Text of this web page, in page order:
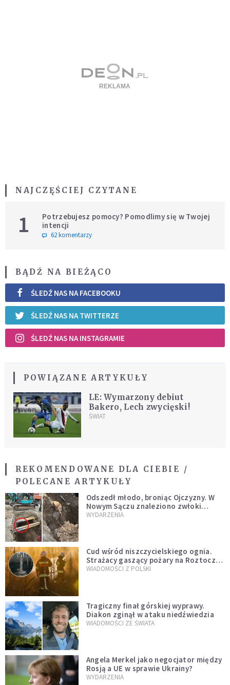
NAJCZĘŚCIEJ CZYTANE
1
Potrzebujesz pomocy? Pomodlimy się w Twojej
intencji
62 komentarzy
BĄDŹ NA BIEŻĄCO
ŚLEDŹ NAS NA FACEBOOKU
ŚLEDŹ NAS NA TWITTERZE
ŚLEDŹ NAS NA INSTAGRAMIE
POWIĄZANE ARTYKUŁY
LE: Wymarzony debiut
Bakero, Lech zwycięski!
ŚWIAT
REKOMENDOWANE DLA CIEBIE /
POLECANE ARTYKUŁY
Odszedł młodo, broniąc Ojczyzny. W
Nowym Sączu znaleziono zwłoki
mężczyzny z czasów potopu
WYDARZENIA
Cud wśród niszczycielskiego ognia.
Strażacy gaszący pożary na Roztoczu
opublikowali niezwykłe zdjęcie
WIADOMOŚCI Z POLSKI
Tragiczny finał górskiej wyprawy.
Diakon zginął w ataku niedźwiedzia
WIADOMOŚCI ZE ŚWIATA
Angela Merkel jako negocjator między
Rosją a UE w sprawie Ukrainy?
WYDARZENIA